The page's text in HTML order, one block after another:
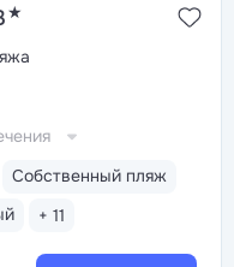
★
Собственный пляж
+ 11